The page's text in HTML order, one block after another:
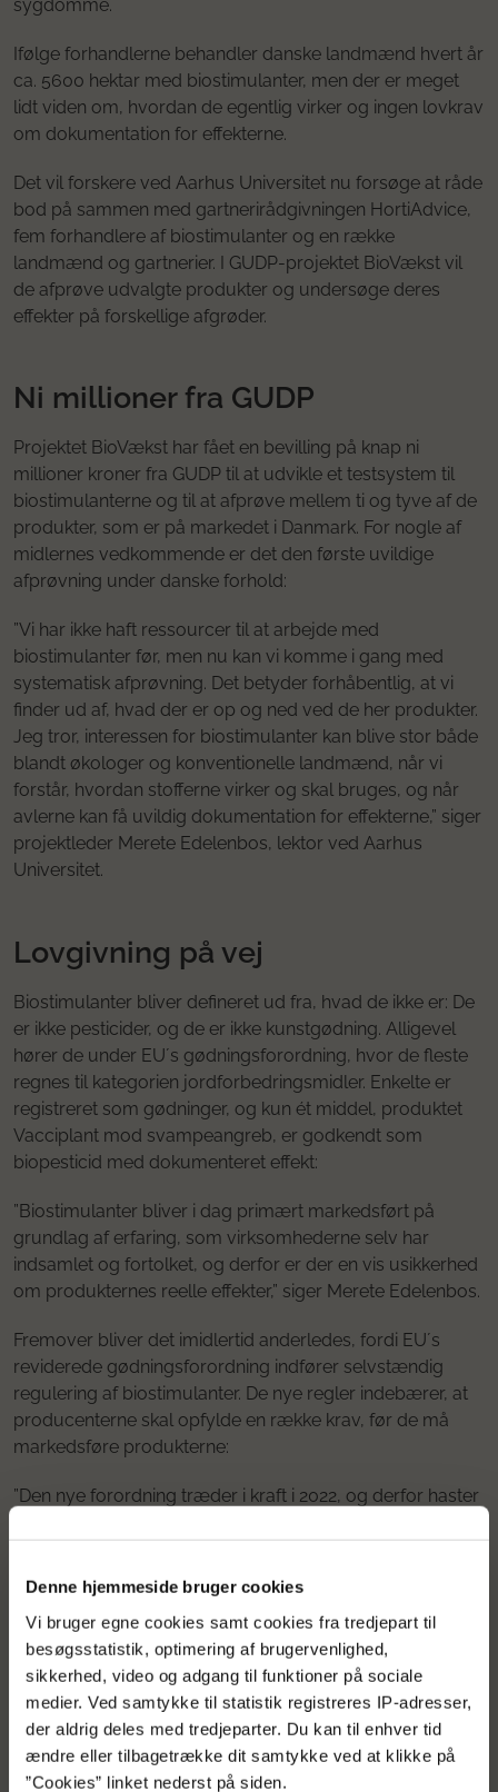
Denne hjemmeside bruger cookies
Vi bruger egne cookies samt cookies fra tredjepart til
besøgsstatistik, optimering af brugervenlighed,
sikkerhed, video og adgang til funktioner på sociale
medier. Ved samtykke til statistik registreres IP-adresser,
der aldrig deles med tredjeparter. Du kan til enhver tid
ændre eller tilbagetrække dit samtykke ved at klikke på
”Cookies” linket nederst på siden.
sygdomme.
Ifølge forhandlerne behandler danske landmænd hvert år
ca. 5600 hektar med biostimulanter, men der er meget
lidt viden om, hvordan de egentlig virker og ingen lovkrav
om dokumentation for effekterne.
Det vil forskere ved Aarhus Universitet nu forsøge at råde
bod på sammen med gartnerirådgivningen HortiAdvice,
fem forhandlere af biostimulanter og en række
landmænd og gartnerier. I GUDP-projektet BioVækst vil
de afprøve udvalgte produkter og undersøge deres
effekter på forskellige afgrøder.
Ni millioner fra GUDP
Projektet BioVækst har fået en bevilling på knap ni
millioner kroner fra GUDP til at udvikle et testsystem til
biostimulanterne og til at afprøve mellem ti og tyve af de
produkter, som er på markedet i Danmark. For nogle af
midlernes vedkommende er det den første uvildige
afprøvning under danske forhold:
”Vi har ikke haft ressourcer til at arbejde med
biostimulanter før, men nu kan vi komme i gang med
systematisk afprøvning. Det betyder forhåbentlig, at vi
finder ud af, hvad der er op og ned ved de her produkter.
Jeg tror, interessen for biostimulanter kan blive stor både
blandt økologer og konventionelle landmænd, når vi
forstår, hvordan stofferne virker og skal bruges, og når
avlerne kan få uvildig dokumentation for effekterne,” siger
projektleder Merete Edelenbos, lektor ved Aarhus
Universitet.
Lovgivning på vej
Biostimulanter bliver defineret ud fra, hvad de ikke er: De
er ikke pesticider, og de er ikke kunstgødning. Alligevel
hører de under EU´s gødningsforordning, hvor de fleste
regnes til kategorien jordforbedringsmidler. Enkelte er
registreret som gødninger, og kun ét middel, produktet
Vacciplant mod svampeangreb, er godkendt som
biopesticid med dokumenteret effekt:
”Biostimulanter bliver i dag primært markedsført på
grundlag af erfaring, som virksomhederne selv har
indsamlet og fortolket, og derfor er der en vis usikkerhed
om produkternes reelle effekter,” siger Merete Edelenbos.
Fremover bliver det imidlertid anderledes, fordi EU´s
reviderede gødningsforordning indfører selvstændig
regulering af biostimulanter. De nye regler indebærer, at
producenterne skal opfylde en række krav, før de må
markedsføre produkterne:
”Den nye forordning træder i kraft i 2022, og derfor haster
Merete Edelenbos.
Omfattende afprøvning
De produkter, BioVækst afprøver, vil være midler, der er
egnede til brug i haveafgrøder og spisekartofler. De skal
tests i økologiske løg og gulerødder og desuden i